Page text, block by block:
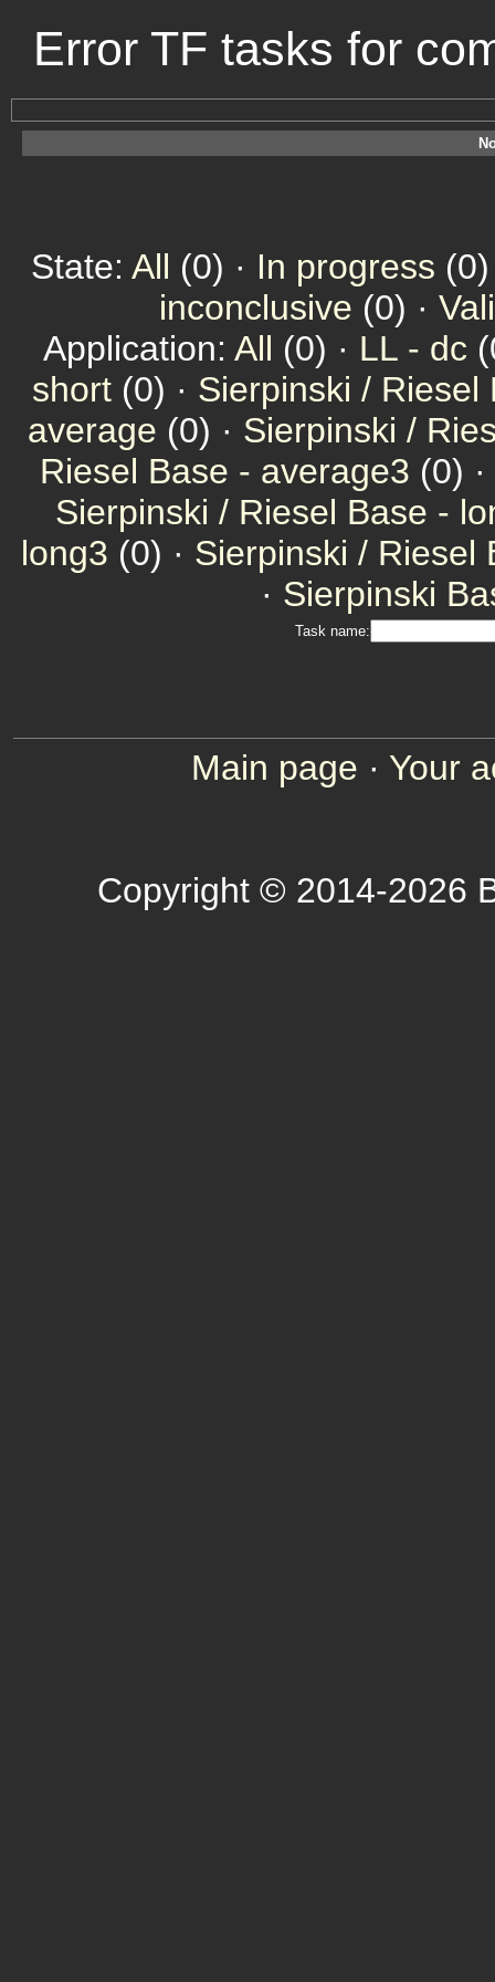
Error TF tasks for
State: All (0) · In progress
inconclusive (0) ·
Application: All (0) · LL - dc
short (0) · Sierpinski / Riesel
average (0) · Sierpinski /
Riesel Base - average3 (0) ·
Sierpinski / Riesel Base -
long3 (0) · Sierpinski / Riesel
· Sierpinski
Task name:
Main page · Your
Copyright © 2014-2026